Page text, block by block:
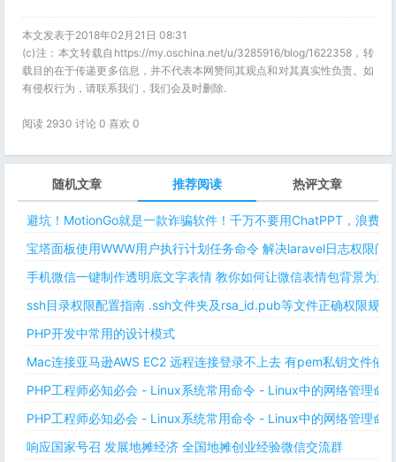
本文发表于2018年02月21日 08:31
(c)注：本文转载自https://my.oschina.net/u/3285916/blog/1622358，转
载目的在于传递更多信息，并不代表本网赞同其观点和对其真实性负责。如
有侵权行为，请联系我们，我们会及时删除.
阅读 2930 讨论 0 喜欢 0
随机文章 推荐阅读 热评文章
避坑！MotionGo就是一款诈骗软件！千万不要用ChatPPT，浪费时
宝塔面板使用WWW用户执行计划任务命令 解决laravel日志权限问
手机微信一键制作透明底文字表情 教你如何让微信表情包背景为
ssh目录权限配置指南 .ssh文件夹及rsa_id.pub等文件正确权限规则
PHP开发中常用的设计模式
Mac连接亚马逊AWS EC2 远程连接登录不上去 有pem私钥文件依
PHP工程师必知必会 - Linux系统常用命令 - Linux中的网络管理命
PHP工程师必知必会 - Linux系统常用命令 - Linux中的网络管理命
响应国家号召 发展地摊经济 全国地摊创业经验微信交流群